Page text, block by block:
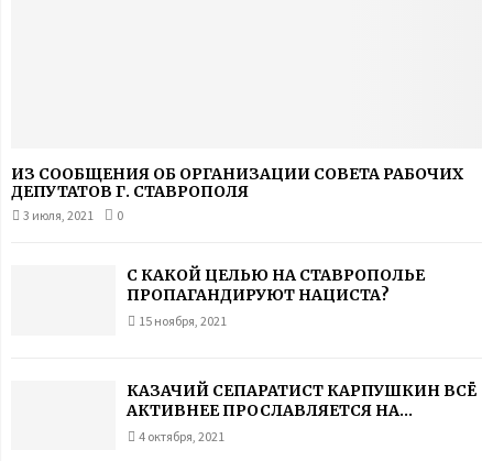
ИЗ СООБЩЕНИЯ ОБ ОРГАНИЗАЦИИ СОВЕТА РАБОЧИХ
ДЕПУТАТОВ Г. СТАВРОПОЛЯ
3 июля, 2021 0
С КАКОЙ ЦЕЛЬЮ НА СТАВРОПОЛЬЕ
ПРОПАГАНДИРУЮТ НАЦИСТА?
15 ноября, 2021
КАЗАЧИЙ СЕПАРАТИСТ КАРПУШКИН ВСЁ
АКТИВНЕЕ ПРОСЛАВЛЯЕТСЯ НА...
4 октября, 2021